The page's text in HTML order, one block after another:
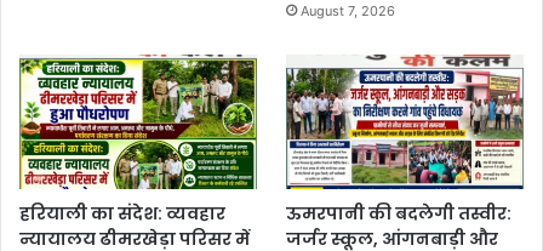
August 7, 2026
हरियाली का संदेश: व्यवहार
न्यायालय ढीमरखेड़ा परिसर में
ऊमरपानी की बदलेगी तस्वीर:
जर्जर स्कूल, आंगनबाड़ी और